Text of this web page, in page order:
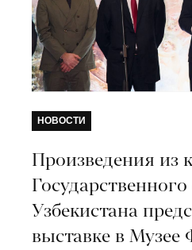
НОВОСТИ
Произведения из
Узбекистана
выставке в Музее